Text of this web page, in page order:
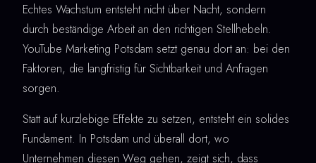
Echtes Wachstum entsteht nicht über Nacht, sondern
durch beständige Arbeit an den richtigen Stellhebeln.
YouTube Marketing Potsdam setzt genau dort an: bei den
Faktoren, die langfristig für Sichtbarkeit und Anfragen
sorgen.
Statt auf kurzlebige Effekte zu setzen, entsteht ein solides
Fundament. In Potsdam und überall dort, wo
Unternehmen diesen Weg gehen, zeigt sich, dass